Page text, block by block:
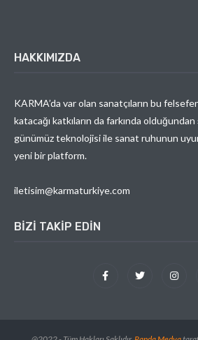
HAKKIMIZDA
KARMA’da var olan sanatçıların bu
katacağı katkıların da farkında
günümüz teknolojisi ile sanat ruhunun
yeni bir platform.
iletisim@karmaturkiye.com
BIZI TAKIP EDIN